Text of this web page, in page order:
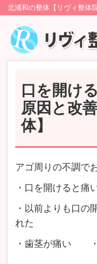
北浦和の整体【リヴィ整体
口を開け
原因と改
体】
アゴ周りの不調で
・口を開けると
・以前よりも口
れた
・歯茎が痛い ・